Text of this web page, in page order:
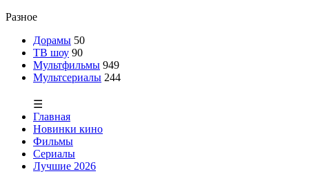
Разное
Дорамы 50
ТВ шоу 90
Мультфильмы 949
Мультсериалы 244
☰
Главная
Новинки кино
Фильмы
Сериалы
Лучшие 2026